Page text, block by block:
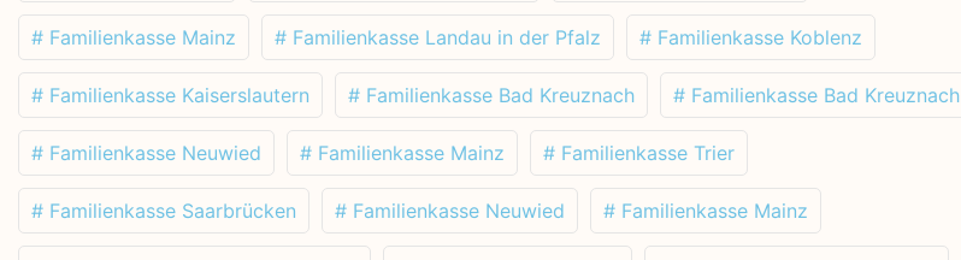
# Familienkasse Mainz # Familienkasse Landau in der Pfalz # Familienkasse Koblenz
# Familienkasse Kaiserslautern # Familienkasse Bad Kreuznach # Familienkasse Bad Kreuznach
# Familienkasse Neuwied # Familienkasse Mainz # Familienkasse Trier
# Familienkasse Saarbrücken # Familienkasse Neuwied # Familienkasse Mainz